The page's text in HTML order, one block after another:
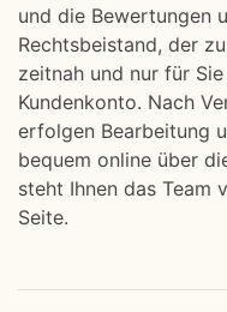
und die Bewertungen
Rechtsbeistand, der
zeitnah und nur für
Kundenkonto. Nach
erfolgen Bearbeitung
bequem online über
steht Ihnen das Team
Seite.